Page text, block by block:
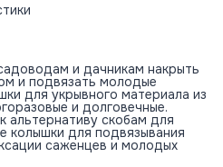
и дачникам накрыть
и подвязать молодые
для укрывного материала из
и долговечные.
альтернативу скобам для
колышки для подвязывания
саженцев и молодых